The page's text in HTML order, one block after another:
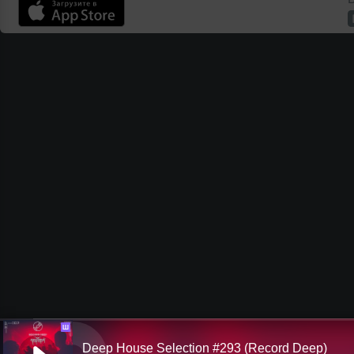
Ш
Deep House Selection #293 (Record Deep)